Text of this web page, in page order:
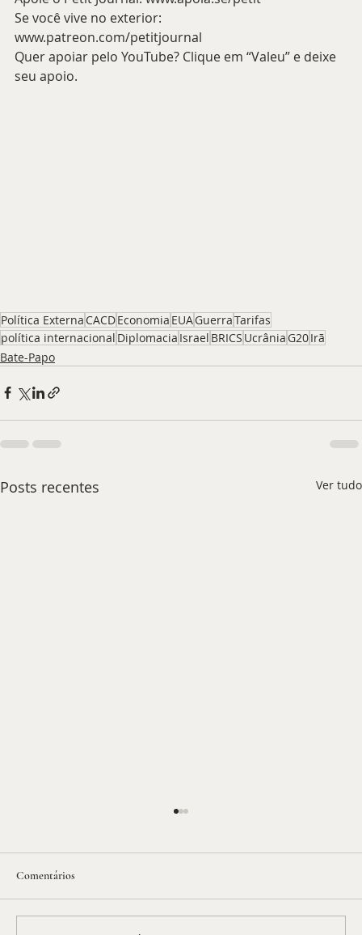
Se você vive no exterior:
www.patreon.com/petitjournal
Quer apoiar pelo YouTube? Clique em “Valeu” e deixe
seu apoio.
Política Externa CACDEconomia EUAGuerraTarifas
política internacional Diplomacia Israel BRICS Ucrânia G20Irã
Bate-Papo
Posts recentes Ver tudo
Comentários